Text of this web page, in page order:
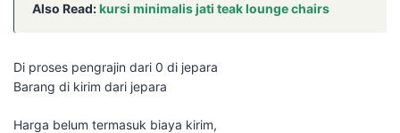
Also Read:kursi minimalis jati teak lounge chairs
Di proses pengrajin dari 0 di jepara
Barang di kirim dari jepara
Harga belum termasuk biaya kirim,